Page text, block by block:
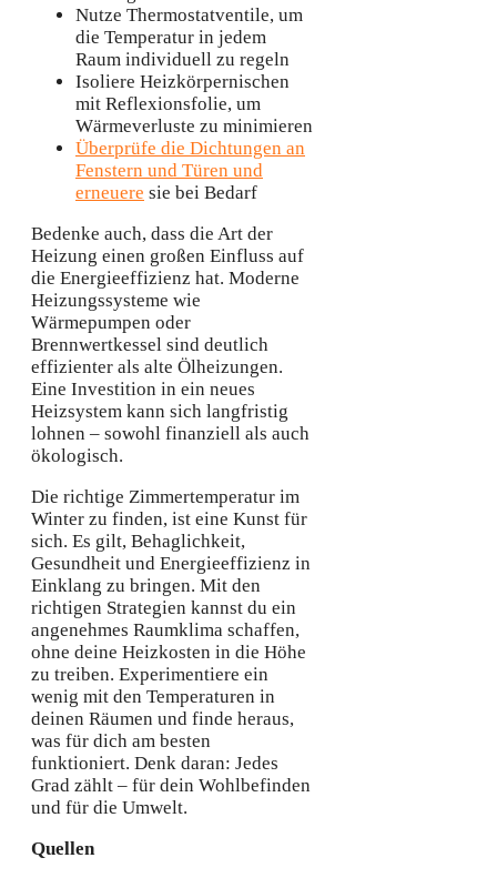
Nutze Thermostatventile, um
die Temperatur in jedem
Raum individuell zu regeln
Isoliere Heizkörpernischen
mit Reflexionsfolie, um
Wärmeverluste zu minimieren
Überprüfe die Dichtungen an
Fenstern und Türen und
erneuere sie bei Bedarf
Bedenke auch, dass die Art der
Heizung einen großen Einfluss auf
die Energieeffizienz hat. Moderne
Heizungssysteme wie
Wärmepumpen oder
Brennwertkessel sind deutlich
effizienter als alte Ölheizungen.
Eine Investition in ein neues
Heizsystem kann sich langfristig
lohnen – sowohl finanziell als auch
ökologisch.
Die richtige Zimmertemperatur im
Winter zu finden, ist eine Kunst für
sich. Es gilt, Behaglichkeit,
Gesundheit und Energieeffizienz in
Einklang zu bringen. Mit den
richtigen Strategien kannst du ein
angenehmes Raumklima schaffen,
ohne deine Heizkosten in die Höhe
zu treiben. Experimentiere ein
wenig mit den Temperaturen in
deinen Räumen und finde heraus,
was für dich am besten
funktioniert. Denk daran: Jedes
Grad zählt – für dein Wohlbefinden
und für die Umwelt.
Quellen